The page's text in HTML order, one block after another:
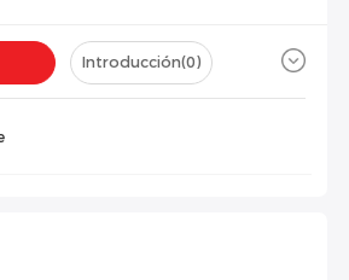
Introducción(0)